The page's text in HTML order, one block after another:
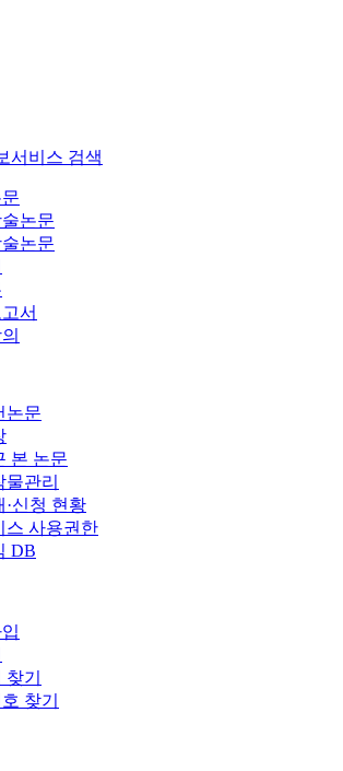
서비스 검색
논문
논문
서
논문
본 논문
물관리
·신청 현황
스 사용권한
DB
기
찾기